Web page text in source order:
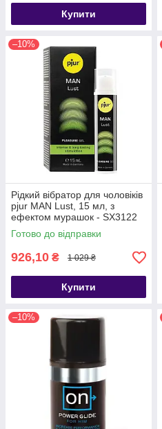
Купити
–10%
Рідкий вібратор для чоловіків
pjur MAN Lust, 15 мл, з
ефектом мурашок - SX3122
Готово до відправки
926,10 ₴ 1 029 ₴
Купити
–10%